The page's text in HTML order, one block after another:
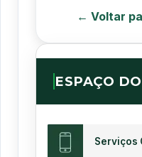
← Voltar
ESPAÇO
Serviços